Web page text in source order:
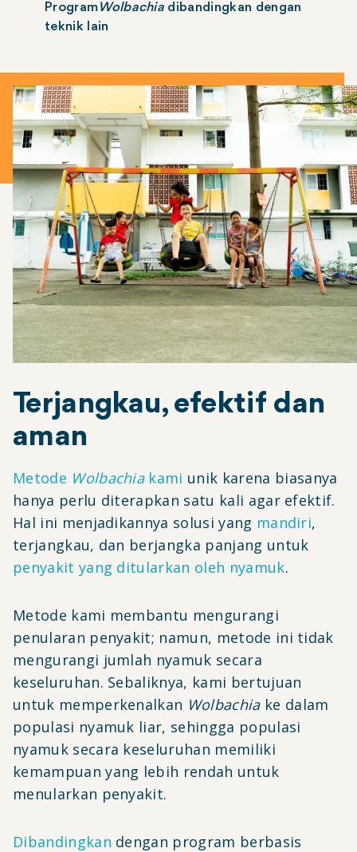
ProgramWolbachia dibandingkan dengan
teknik lain
Terjangkau, efektif dan
aman
Metode Wolbachiakami unik karena biasanya
hanya perlu diterapkan satu kali agar efektif.
Hal ini menjadikannya solusi yang mandiri,
terjangkau, dan berjangka panjang untuk
penyakit yang ditularkan oleh nyamuk.
Metode kami membantu mengurangi
penularan penyakit; namun, metode ini tidak
mengurangi jumlah nyamuk secara
keseluruhan. Sebaliknya, kami bertujuan
untuk memperkenalkan Wolbachiake dalam
populasi nyamuk liar, sehingga populasi
nyamuk secara keseluruhan memiliki
kemampuan yang lebih rendah untuk
menularkan penyakit.
Dibandingkan dengan program berbasis